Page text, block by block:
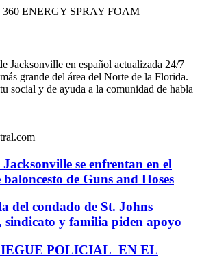
Jacksonville en español actualizada 24/7
grande del área del Norte de la Florida.
social y de ayuda a la comunidad de habla
se enfrentan en el
de Guns and Hoses
del condado de St. Johns
sindicato y familia piden apoyo
POLICIAL EN EL